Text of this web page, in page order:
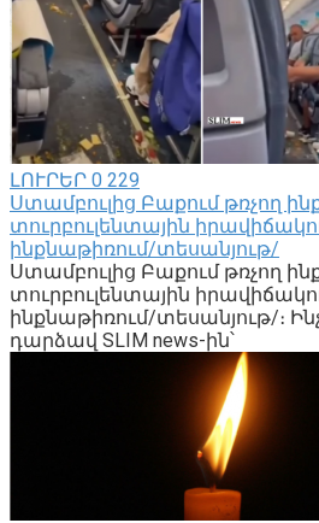
ԼՈՒՐԵՐ 0 229
Ստամբուլից Բաքում թռչող
տուրբուլենտային
ինքնաթիռում/տեսանյութ/
Ստամբուլից Բաքում թռչող
տուրբուլենտային
ինքնաթիռում/տեսանյութ/։
դարձավ SLIM news-ին՝